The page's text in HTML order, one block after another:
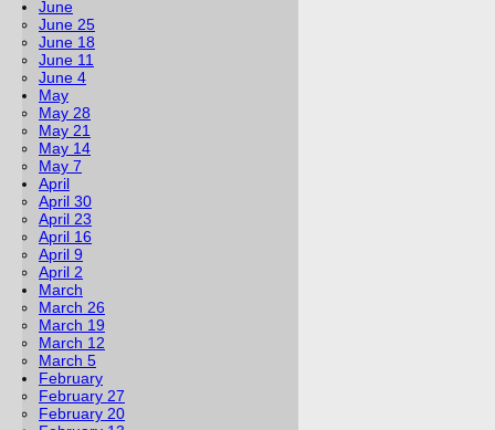
June
June 25
June 18
June 11
June 4
May
May 28
May 21
May 14
May 7
April
April 30
April 23
April 16
April 9
April 2
March
March 26
March 19
March 12
March 5
February
February 27
February 20